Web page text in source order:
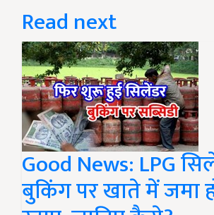
Read next
Good News: LPG
बुकिंग पर खाते में जमा